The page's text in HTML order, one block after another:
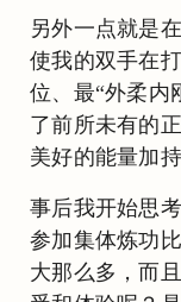
另外一点就是
使我的双手在
位、最“外柔内
了前所未有的
美好的能量加
事后我开始思
参加集体炼功
大那么多，而